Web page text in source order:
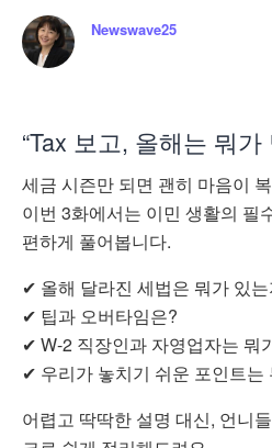
Newswave25
“Tax 보고, 올해는 뭐가
세금 시즌만 되면 괜히 마음이
이번 3화에서는 이민 생활의 필
편하게 풀어봅니다.
✔ 올해 달라진 세법은 뭐가 있는
✔ 팁과 오버타임은?
✔ W-2 직장인과 자영업자는 뭐
✔ 우리가 놓치기 쉬운 포인트는
어렵고 딱딱한 설명 대신, 언니